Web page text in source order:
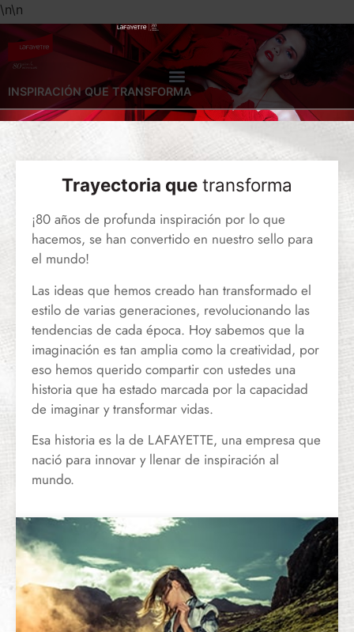
\n\n
INSPIRACIÓN QUE TRANSFORMA
Trayectoria que transforma
¡80 años de profunda inspiración por lo que
hacemos, se han convertido en nuestro sello para
el mundo!
Las ideas que hemos creado han transformado el
estilo de varias generaciones, revolucionando las
tendencias de cada época. Hoy sabemos que la
imaginación es tan amplia como la creatividad, por
eso hemos querido compartir con ustedes una
historia que ha estado marcada por la capacidad
de imaginar y transformar vidas.
Esa historia es la de LAFAYETTE, una empresa que
nació para innovar y llenar de inspiración al
mundo.